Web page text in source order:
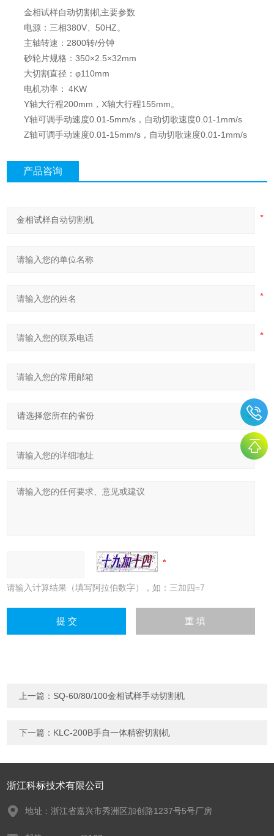
金相试样自动切割机主要参数
电源：三相380V、50HZ。
主轴转速：2800转/分钟
砂轮片规格：350×2.5×32mm
大切割直径：φ110mm
电机功率： 4KW
Y轴大行程200mm，X轴大行程155mm。
Y轴可调手动速度0.01-5mm/s，自动切歌速度0.01-1mm/s
Z轴可调手动速度0.01-15mm/s，自动切歌速度0.01-1mm/s
产品咨询
请输入计算结果（填写阿拉伯数字），如：三加四=7
上一篇： SQ-60/80/100金相试样手动切割机
下一篇： KLC-200B手自一体精密切割机
浙江科标技术有限公司
地址：浙江省嘉兴市秀洲区加创路1237号5号厂房